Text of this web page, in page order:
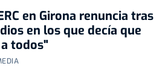
en Girona renuncia tras
en los que decía que
todos"